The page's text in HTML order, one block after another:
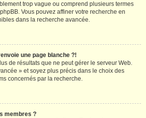
trop vague ou comprend plusieurs termes
Vous pouvez affiner votre recherche en
dans la recherche avancée.
une page blanche ?!
de résultats que ne peut gérer le serveur Web.
» et soyez plus précis dans le choix des
concernés par la recherche.
membres ?